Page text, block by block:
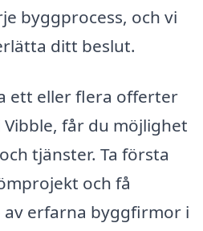
byggprocess, och vi
ditt beslut.
ett eller flera offerter
får du möjlighet
tjänster. Ta första
och få
erfarna byggfirmor i